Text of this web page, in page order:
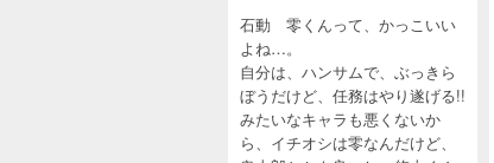
石動 零くんって、かっこいい
よね…。
自分は、ハンサムで、ぶっきら
ぼうだけど、任務はやり遂げる!!
みたいなキャラも悪くないか
ら、イチオシは零なんだけど、